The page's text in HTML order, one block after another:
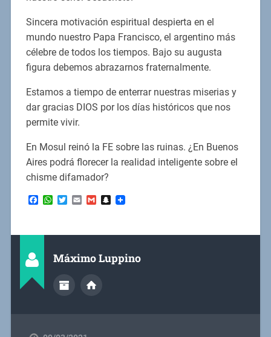
Sincera motivación espiritual despierta en el
mundo nuestro Papa Francisco, el argentino más
célebre de todos los tiempos. Bajo su augusta
figura debemos abrazarnos fraternalmente.
Estamos a tiempo de enterrar nuestras miserias y
dar gracias DIOS por los días históricos que nos
permite vivir.
En Mosul reinó la FE sobre las ruinas. ¿En Buenos
Aires podrá florecer la realidad inteligente sobre el
chisme difamador?
Facebook
WhatsApp
Twitter
EmailGmailSnapchat
Máximo Luppino